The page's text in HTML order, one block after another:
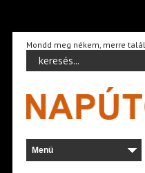
Mondd meg nékem, merre